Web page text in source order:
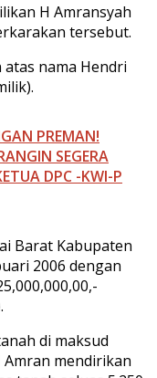
H Amransyah
tersebut.
nama Hendri
PREMAN!
SEGERA
DPC -KWI-P
Barat Kabupaten
2006 dengan
di maksud
mendirikan